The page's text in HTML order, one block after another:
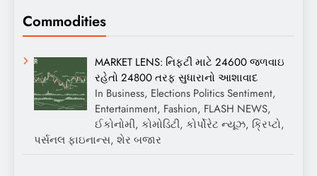
Commodities
MARKET LENS: નિફ્ટી માટે 24600 જળવાઇ
રહેતો 24800 તરફ સુધારાનો આશાવાદ
In Business, Elections Politics Sentiment,
Entertainment, Fashion, FLASH NEWS,
ઈકોનોમી, કોમોડિટી, કોર્પોરેટ ન્યૂઝ, ક્રિપ્ટો,
પર્સનલ ફાઇનાન્સ, શેર બજાર